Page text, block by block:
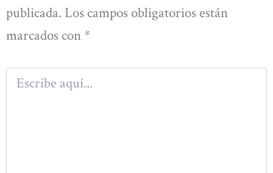
publicada. Los campos obligatorios están
marcados con *
Escribe
aquí...